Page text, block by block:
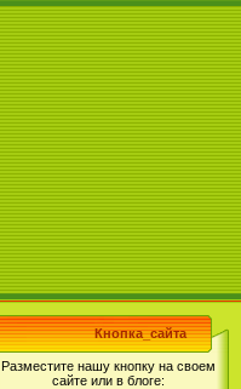
Кнопка_сайта
Разместите нашу кнопку на своем
сайте или в блоге: